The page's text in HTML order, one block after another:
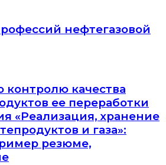
нефтегазовой
контролю качества
ее переработки
«Реализация, хранение
и газа»:
резюме,